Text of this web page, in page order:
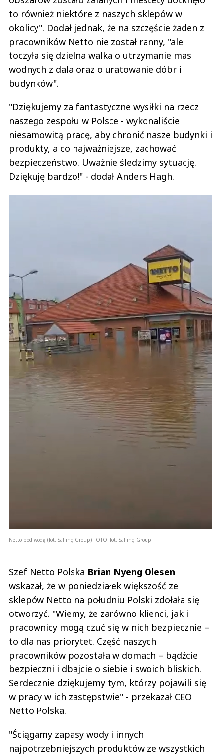
to również niektóre z naszych sklepów w
okolicy". Dodał jednak, że na szczęście żaden z
pracowników Netto nie został ranny, "ale
toczyła się dzielna walka o utrzymanie mas
wodnych z dala oraz o uratowanie dóbr i
budynków".
"Dziękujemy za fantastyczne wysiłki na rzecz
naszego zespołu w Polsce - wykonaliście
niesamowitą pracę, aby chronić nasze budynki i
produkty, a co najważniejsze, zachować
bezpieczeństwo. Uważnie śledzimy sytuację.
Dziękuję bardzo!" - dodał Anders Hagh.
Netto pod wodą (fot. Salling Group) FOTO: fot. Salling Group
Szef Netto Polska Brian Nyeng Olesen
wskazał, że w poniedziałek większość ze
sklepów Netto na południu Polski zdołała się
otworzyć. "Wiemy, że zarówno klienci, jak i
pracownicy mogą czuć się w nich bezpiecznie –
to dla nas priorytet. Część naszych
pracowników pozostała w domach – bądźcie
bezpieczni i dbajcie o siebie i swoich bliskich.
Serdecznie dziękujemy tym, którzy pojawili się
w pracy w ich zastępstwie" - przekazał CEO
Netto Polska.
"Ściągamy zapasy wody i innych
najpotrzebniejszych produktów ze wszystkich